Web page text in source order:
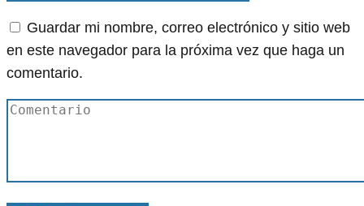
Guardar mi nombre, correo electrónico y sitio web
en este navegador para la próxima vez que haga un
comentario.